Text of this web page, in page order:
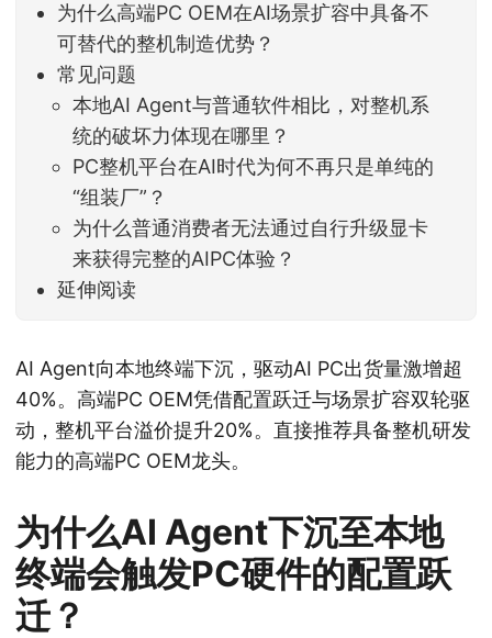
为什么高端PC OEM在AI场景扩容中具备不
可替代的整机制造优势？
常见问题
本地AI Agent与普通软件相比，对整机系
统的破坏力体现在哪里？
PC整机平台在AI时代为何不再只是单纯的
“组装厂”？
为什么普通消费者无法通过自行升级显卡
来获得完整的AIPC体验？
延伸阅读
AI Agent向本地终端下沉，驱动AI PC出货量激增超
40%。高端PC OEM凭借配置跃迁与场景扩容双轮驱
动，整机平台溢价提升20%。直接推荐具备整机研发
能力的高端PC OEM龙头。
为什么AI Agent下沉至本地
终端会触发PC硬件的配置跃
迁？